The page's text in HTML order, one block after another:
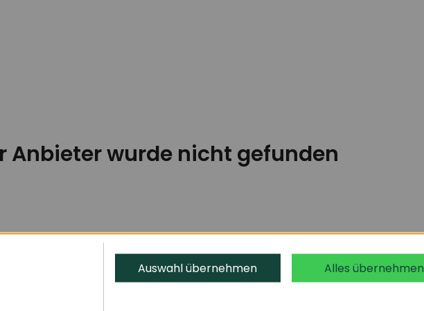
Anbieter wurde nicht gefunden
Auswahl übernehmen Alles übernehmen